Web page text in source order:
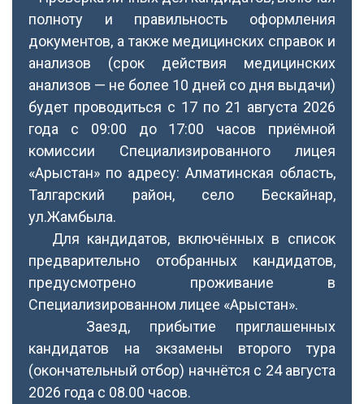
полноту и правильность оформления
документов, а также медицинских справок и
анализов (срок действия медицинских
анализов — не более 10 дней со дня выдачи)
будет проводиться с 17 по 21 августа 2026
года с 09:00 до 17:00 часов приёмной
комиссии Специализированного лицея
«Арыстан» по адресу: Алматинская область,
Талгарский район, село Бескайнар,
ул.Жамбыла.
Для кандидатов, включённых в список
предварительно отобранных кандидатов,
предусмотрено проживание в
Специализированном лицее «Арыстан».
Заезд, прибытие приглашенных
кандидатов на экзамены второго тура
(окончательный отбор) начнётся с 24 августа
2026 года с 08.00 часов.